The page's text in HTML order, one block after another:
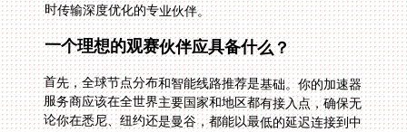
时传输深度优化的专业伙伴。
一个理想的观赛伙伴应具备什么？
首先，全球节点分布和智能线路推荐是基础。你的加速器
服务商应该在全世界主要国家和地区都有接入点，确保无
论你在悉尼、纽约还是曼谷，都能以最低的延迟连接到中
国的服务器。更关键的是智能系统，它能根据你的实时网
络状况，自动为你匹配最优、最稳定的回国线路。其次，
多平台支持至关重要。观赛场景是流动的，你可能在公寓
用Windows电脑看大屏，通勤时用iPhone手机看集锦，
回到家又想用iPad接着看。一个好的加速器应该支持
Android、iOS、Windows、macOS全平台，并且允许你
在多个设备上同时登录使用，无缝切换，不中断你的热